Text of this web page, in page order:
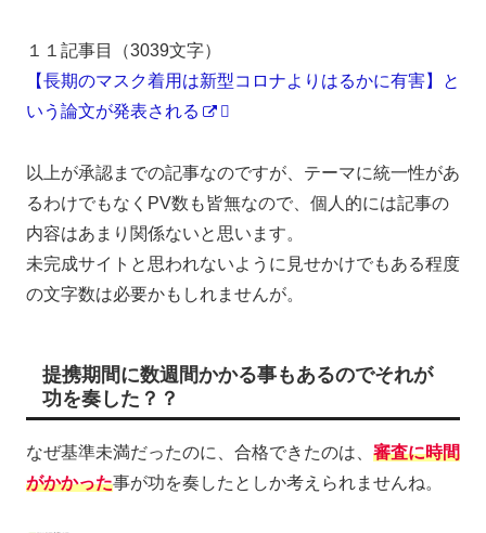
１１記事目（3039文字）
【長期のマスク着用は新型コロナよりはるかに有害】と
いう論文が発表される
以上が承認までの記事なのですが、テーマに統一性があ
るわけでもなくPV数も皆無なので、個人的には記事の
内容はあまり関係ないと思います。
未完成サイトと思われないように見せかけでもある程度
の文字数は必要かもしれませんが。
提携期間に数週間かかる事もあるのでそれが
功を奏した？？
なぜ基準未満だったのに、合格できたのは、 審査に時間
がかかった事が功を奏したとしか考えられませんね。